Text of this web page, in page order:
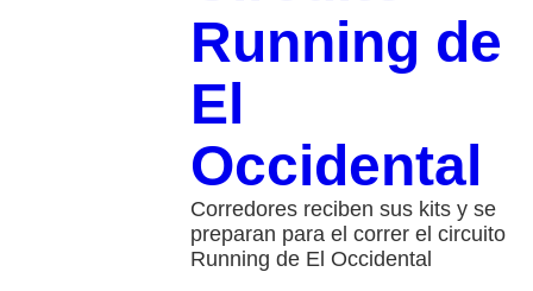
Running de
El
Occidental
Corredores reciben sus kits y se
preparan para el correr el circuito
Running de El Occidental